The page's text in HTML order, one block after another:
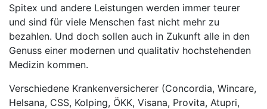
Spitex und andere Leistungen werden immer teurer
und sind für viele Menschen fast nicht mehr zu
bezahlen. Und doch sollen auch in Zukunft alle in den
Genuss einer modernen und qualitativ hochstehenden
Medizin kommen.
Verschiedene Krankenversicherer (Concordia, Wincare,
Helsana, CSS, Kolping, ÖKK, Visana, Provita, Atupri,